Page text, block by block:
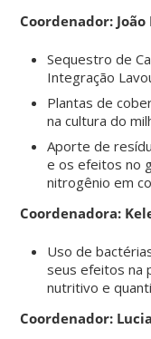
Coordenador:
Sequestro de
Integração
Plantas de
na cultura do
Aporte de
e os efeitos no
nitrogênio em
Coordenadora:
Uso de
seus efeitos na
nutritivo e
Coordenador: